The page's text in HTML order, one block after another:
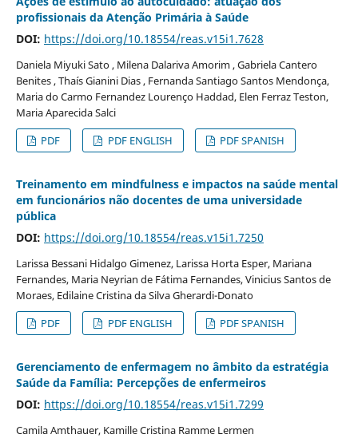
profissionais da Atenção Primária à Saúde
DOI: https://doi.org/10.18554/reas.v15i1.7628
Daniela Miyuki Sato , Milena Dalariva Amorim , Gabriela Cantero
Benites , Thaís Gianini Dias , Fernanda Santiago Santos Mendonça,
Maria do Carmo Fernandez Lourenço Haddad, Elen Ferraz Teston,
Maria Aparecida Salci
PDF
PDF ENGLISH PDF SPANISH
Treinamento em mindfulness e impactos na saúde mental
em funcionários não docentes de uma universidade
pública
DOI: https://doi.org/10.18554/reas.v15i1.7250
Larissa Bessani Hidalgo Gimenez, Larissa Horta Esper, Mariana
Fernandes, Maria Neyrian de Fátima Fernandes, Vinicius Santos de
Moraes, Edilaine Cristina da Silva Gherardi-Donato
PDF
PDF ENGLISH PDF SPANISH
Gerenciamento de enfermagem no âmbito da estratégia
Saúde da Família: Percepções de enfermeiros
DOI: https://doi.org/10.18554/reas.v15i1.7299
Camila Amthauer, Kamille Cristina Ramme Lermen